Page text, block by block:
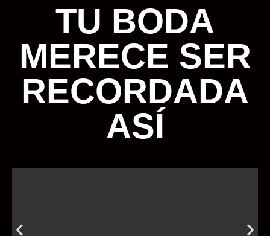
TU BODA
MERECE SER
RECORDADA
ASÍ